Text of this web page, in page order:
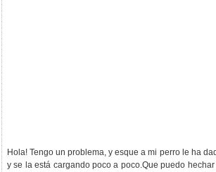
Hola! Tengo un problema, y esque a mi perro le ha
y se la está cargando poco a poco.Que puedo